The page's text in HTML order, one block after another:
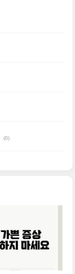
(0)